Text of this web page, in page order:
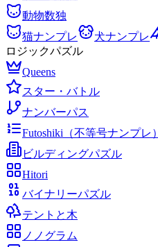
動物数独
猫ナンプレ
犬ナンプレ
ロジックパズル
Queens
スター・バトル
ナンバーパス
Futoshiki（不等号ナンプレ）
ビルディングパズル
Hitori
バイナリーパズル
テントと木
ノノグラム